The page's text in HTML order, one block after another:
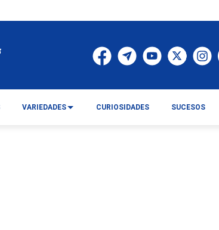
VARIEDADES CURIOSIDADES SUCESOS